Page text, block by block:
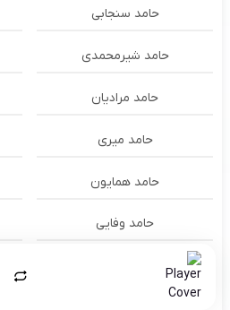
حامد سنجابی
حامد شیرمحمدی
حامد مرادیان
حامد میری
حامد همایون
حامد وفایی